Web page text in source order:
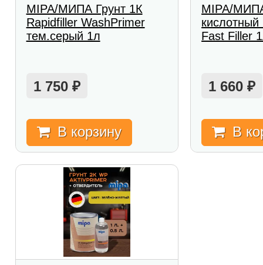
MIPA/МИПА Грунт 1К
Rapidfiller WashPrimer
тем.серый 1л
1 750 ₽
В корзину
MIPA/
кислотный
Fast Filler
1 660₽
В